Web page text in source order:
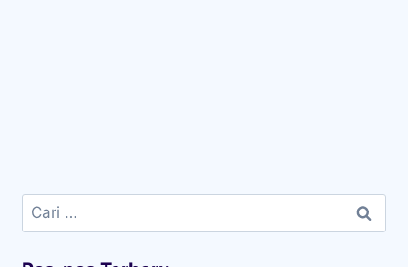
Cari
untuk: